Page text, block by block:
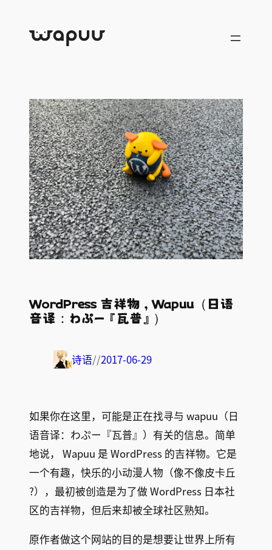
WordPress 吉祥物 , Wapuu（日语
音译：わぷー『瓦普』）
诗语//2017-06-29
如果你在这里，可能是正在找寻与 wapuu（日
语音译：わぷー『瓦普』）有关的信息。简单
地说， Wapuu 是 WordPress 的吉祥物。它是
一个有趣，快乐的小动漫人物（像不像皮卡丘
?），最初被创造是为了做 WordPress 日本社
区的吉祥物，但后来却被全球社区熟知。
原作者做这个网站的目的是想要让世界上所有